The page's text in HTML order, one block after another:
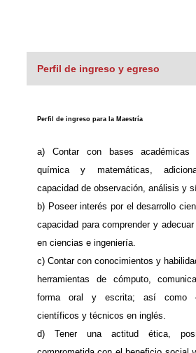
Perfil de ingreso y egreso
Perfil de ingreso para la Maestría
a) Contar con bases
química y matemáticas,
capacidad de observación, análisis y
b) Poseer interés por el desarrollo
capacidad para comprender y
en ciencias e ingeniería.
c) Contar con conocimientos y
herramientas de cómputo,
forma oral y escrita; así como
científicos y técnicos en inglés.
d) Tener una actitud ética,